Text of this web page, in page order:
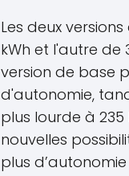
Les deux
kWh et l'autre de
version de base
d'autonomie,
plus lourde à
nouvelles
plus